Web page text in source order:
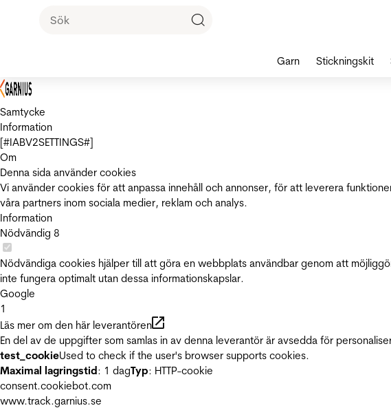
Samtycke
Information
[#IABV2SETTINGS#]
Om
Denna sida använder cookies
Vi använder cookies för att anpassa innehåll och annonser, för att leverera
våra partners inom sociala medier, reklam och analys.
Information
Nödvändig 8
Nödvändiga cookies hjälper till att göra en webbplats användbar genom att
inte fungera optimalt utan dessa informationskapslar.
Google
1
Läs mer om den här leverantören
En del av de uppgifter som samlas in av denna leverantör är avsedda för
test_cookieUsed to check if the user's browser supports cookies.
Maximal lagringstid: 1 dagTyp: HTTP-cookie
consent.cookiebot.com
www.track.garnius.se
Garn Stickningskit